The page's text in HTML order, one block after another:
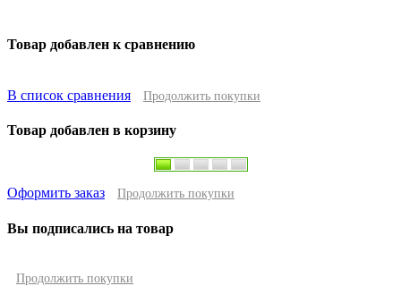
Товар добавлен к сравнению
В список сравнения Продолжить покупки
Товар добавлен в корзину
Оформить заказ Продолжить покупки
Вы подписались на товар
Продолжить покупки